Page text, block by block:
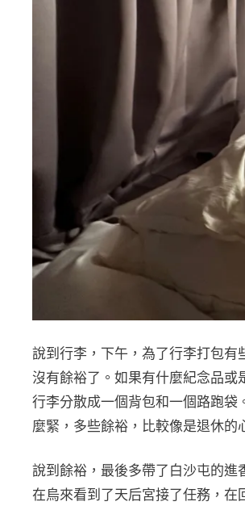
說到行李，下午，為了行李打包
沒有餘裕了。如果有什麼紀念品
行李分散成一個背包和一個路跑
麼緊，多些餘裕，比較像是退休的
說到餘裕，最後多帶了白沙屯的進
在烏來看到了天后宮接了任務，